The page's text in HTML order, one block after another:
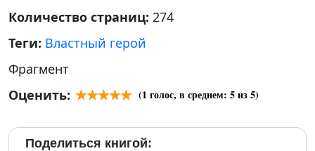
Количество страниц: 274
Теги: Властный герой
Фрагмент
Оценить:
(1 голос, в среднем: 5из 5)
Поделиться книгой: